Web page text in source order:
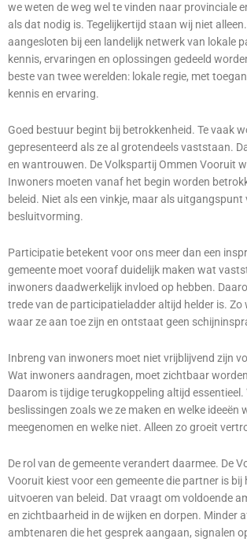
we weten de weg wel te vinden naar provinciale
als dat nodig is. Tegelijkertijd staan wij niet alleen.
aangesloten bij een landelijk netwerk van lokale
kennis, ervaringen en oplossingen gedeeld
beste van twee werelden: lokale regie, met
kennis en ervaring.
Goed bestuur begint bij betrokkenheid. Te vaak
gepresenteerd als ze al grotendeels vaststaan.
en wantrouwen. De Volkspartij Ommen Vooruit
Inwoners moeten vanaf het begin worden
beleid. Niet als een vinkje, maar als uitgangspunt
besluitvorming.
Participatie betekent voor ons meer dan een
gemeente moet vooraf duidelijk maken wat
inwoners daadwerkelijk invloed op hebben.
trede van de participatieladder altijd helder is. Zo
waar ze aan toe zijn en ontstaat geen
Inbreng van inwoners moet niet vrijblijvend zijn
Wat inwoners aandragen, moet zichtbaar
Daarom is tijdige terugkoppeling altijd
beslissingen zoals we ze maken en welke ideeën
meegenomen en welke niet. Alleen zo groeit
De rol van de gemeente verandert daarmee. De
Vooruit kiest voor een gemeente die partner is bij
uitvoeren van beleid. Dat vraagt om voldoende
en zichtbaarheid in de wijken en dorpen. Minder
ambtenaren die het gesprek aangaan, signalen